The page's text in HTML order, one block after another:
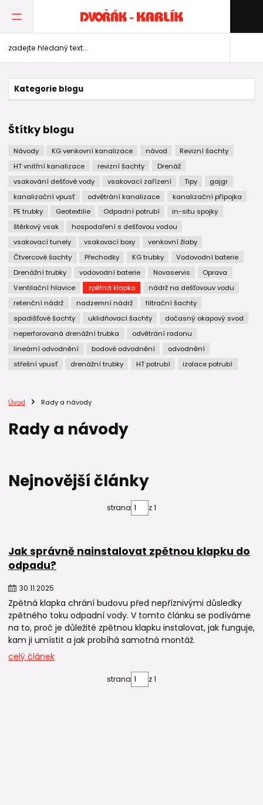
Kategorie blogu
Štítky blogu
Návody KG venkovní kanalizace návod
Revizní šachty
HT vnitřní kanalizace
revizní šachty
Drenáž
vsakování dešťové vody
vsakovací zařízení Tipy
gajgr
kanalizační vpusť
odvětrání kanalizace
kanalizační přípojka
PE trubky
Geotextilie Odpadní potrubí
in-situ spojky
štěrkový vsak
hospodaření s dešťovou vodou
vsakovací tunely
vsakovací boxy
venkovní žlaby
Čtvercové šachty
Přechodky KG trubky
Vodovodní baterie
Drenážní trubky
vodovodní baterie Novaservis
Oprava
Ventilační hlavice
zpětná klapka
nádrž na dešťovouv vodu
retenční nádrž
nadzemní nádrž
filtrační šachty
spadišťové šachty
uklidňovací šachty
dočasný okapový svod
neperforovaná drenážní trubka
odvětrání radonu
lineární odvodnění
bodové odvodnění
odvodnění
střešní vpusť
drenážní trubky HT potrubí izolace potrubí
Úvod Rady a návody
Rady a návody
Nejnovější články
strana z 1
Jak správně nainstalovat zpětnou klapku do
odpadu?
30.11.2025
Zpětná klapka chrání budovu před nepříznivými důsledky
zpětného toku odpadní vody. V tomto článku se podíváme
na to, proč je důležité zpětnou klapku instalovat, jak funguje,
kam ji umístit a jak probíhá samotná montáž.
celý článek
strana z 1